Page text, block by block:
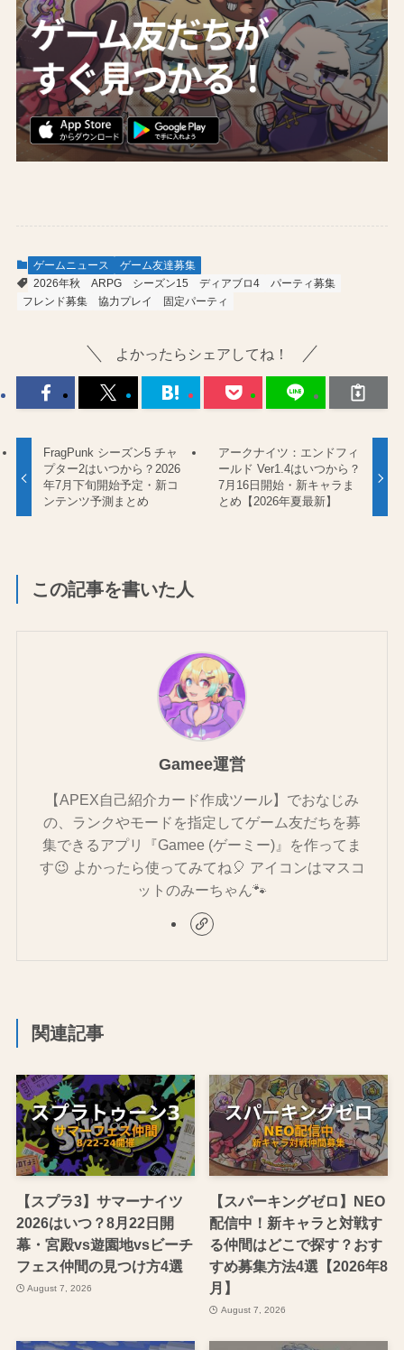
ゲームニュース
ゲーム友達募集
2026年秋
ARPG シーズン15 ディアブロ4
パーティ募集
フレンド募集
協力プレイ 固定パーティ
よかったらシェアしてね！
FragPunk シーズン5 チャ
プター2はいつから？2026
年7月下旬開始予定・新コ
ンテンツ予測まとめ
アークナイツ：エンドフィ
ールド Ver1.4はいつから？
7月16日開始・新キャラま
とめ【2026年夏最新】
この記事を書いた人
Gamee運営
【APEX自己紹介カード作成ツール】でおなじみ
の、ランクやモードを指定してゲーム友だちを募
集できるアプリ『Gamee (ゲーミー)』を作ってま
す😉 よかったら使ってみてね🎈 アイコンはマスコ
ットのみーちゃん🐾
関連記事
【スプラ3】サマーナイツ
2026はいつ？8月22日開
幕・宮殿vs遊園地vsビーチ
フェス仲間の見つけ方4選
August 7, 2026
【スパーキングゼロ】NEO
配信中！新キャラと対戦す
る仲間はどこで探す？おす
すめ募集方法4選【2026年8
月】
August 7, 2026